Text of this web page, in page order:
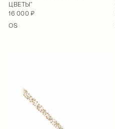
ЦВЕТЫ"
16 000 ₽
OS